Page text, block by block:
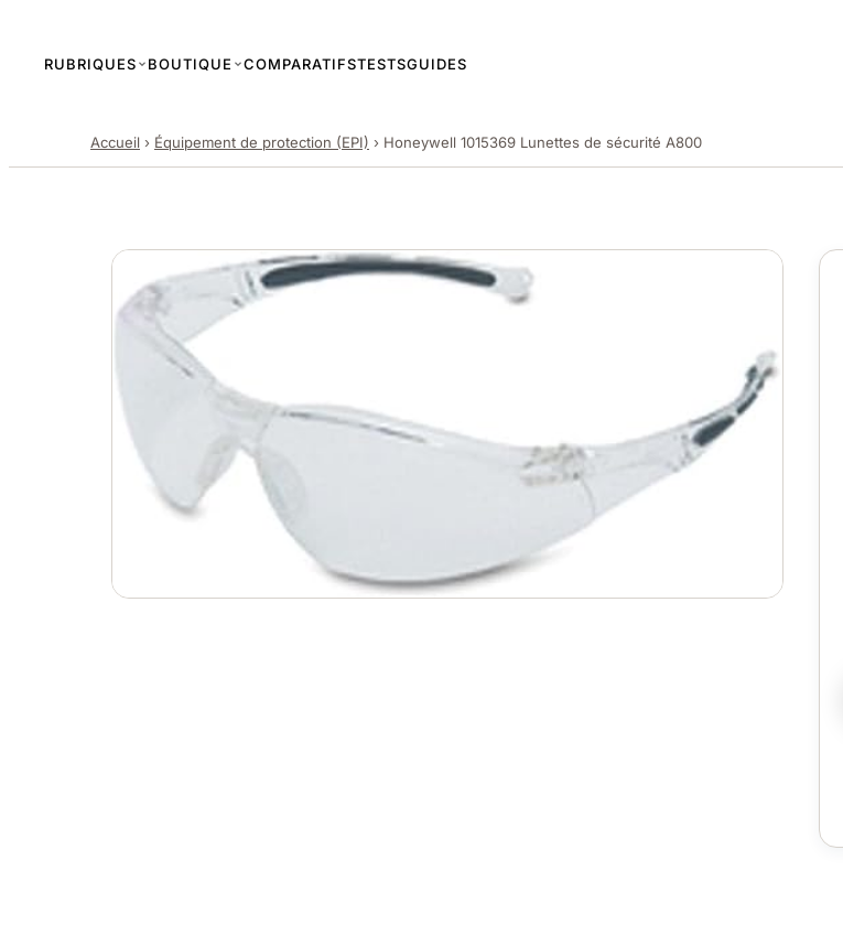
RUBRIQUES BOUTIQUE COMPARATIFSTESTSGUIDES
Accueil › Équipement de protection (EPI) › Honeywell 1015369 Lunettes de sécurité A800